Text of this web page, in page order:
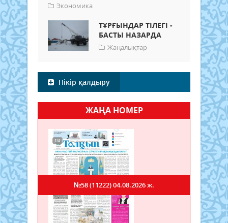
Экономика
ТҰРҒЫНДАР ТІЛЕГІ -
БАСТЫ НАЗАРДА
Жаңалықтар
Пікір қалдыру
ЖАҢА НОМЕР
№58 (11222)04.08.2026 ж.